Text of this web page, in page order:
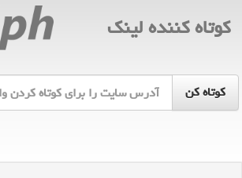
كوتاه كننده لینك